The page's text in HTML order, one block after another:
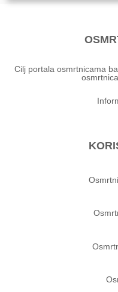
Cilj portala osmrtnicama